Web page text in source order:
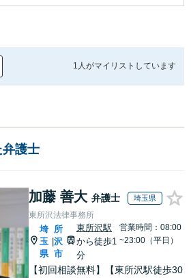
1人がマイリストしています
弁護士
加藤 善大 弁護士 埼玉県
東所沢法律事務所
埼
玉
県
所
沢
市
東所沢駅
から徒歩1
分
営業時間：08:00
~23:00（平日）
【初回相談無料】【東所沢駅徒歩30